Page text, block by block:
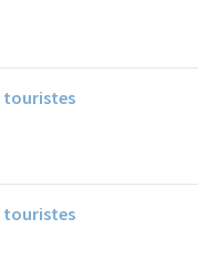
touristes
touristes